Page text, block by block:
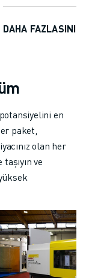
DAHA FAZLASINI
en
paket,
olan her
ve